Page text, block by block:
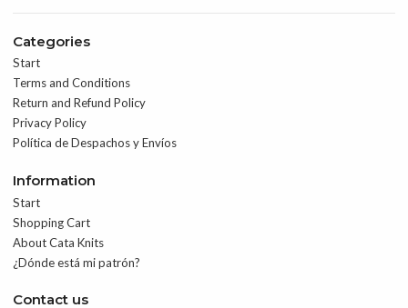
Categories
Start
Terms and Conditions
Return and Refund Policy
Privacy Policy
Política de Despachos y Envíos
Information
Start
Shopping Cart
About Cata Knits
¿Dónde está mi patrón?
Contact us